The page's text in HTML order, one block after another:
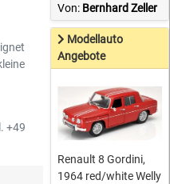
+49
Von: Bernhard Zeller
Modellauto
Angebote
Renault 8 Gordini,
1964 red/white Welly